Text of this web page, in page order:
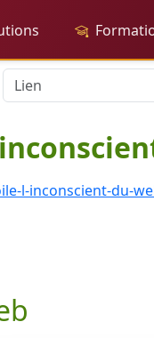
l-inconscient-du-